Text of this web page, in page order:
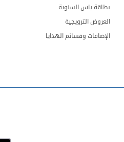
بطاقة ياس السنوية
العروض الترويجية
الإضافات وقسائم الهدايا